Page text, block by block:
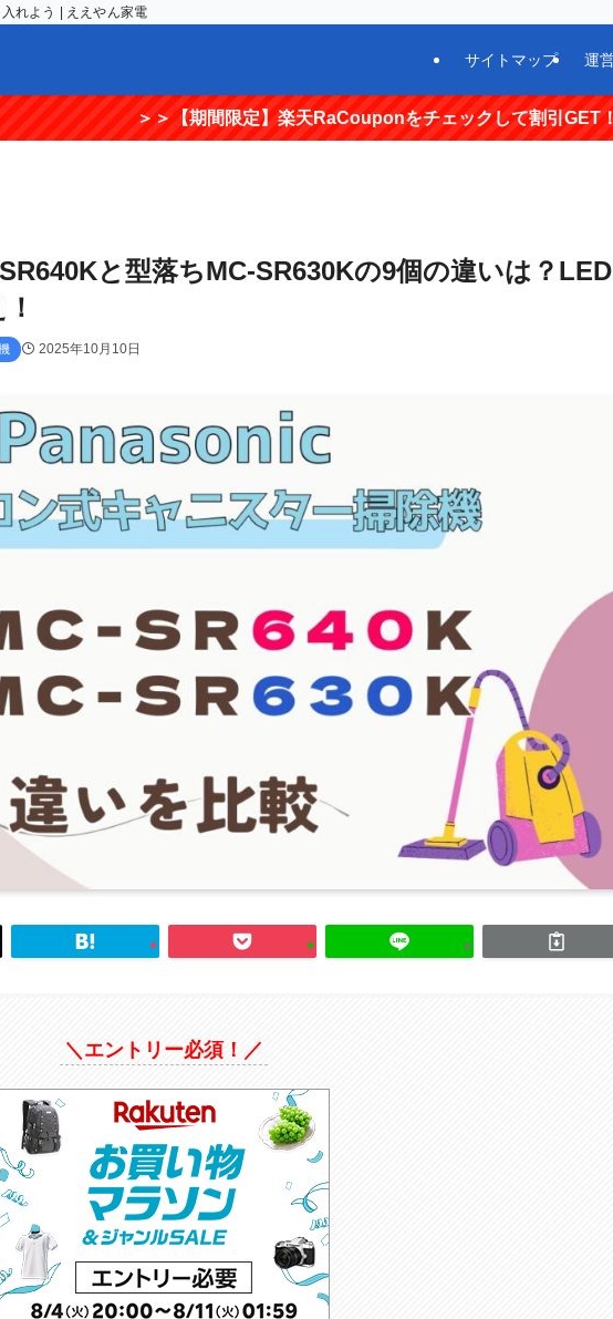
れよう | ええやん家電
サイトマップ 運
＞＞【期間限定】楽天RaCouponをチェックして割引GET！＜＜
SR640Kと型落ちMC-SR630Kの9個の違いは？LED
2025年10月10日
＼エントリー必須！／